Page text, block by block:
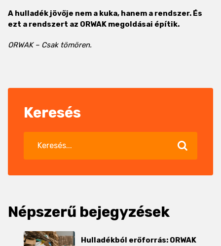
A hulladék jövője nem a kuka, hanem a rendszer. És
ezt a rendszert az ORWAK megoldásai építik.
ORWAK – Csak tömören.
Keresés
Népszerű bejegyzések
Hulladékból erőforrás: ORWAK